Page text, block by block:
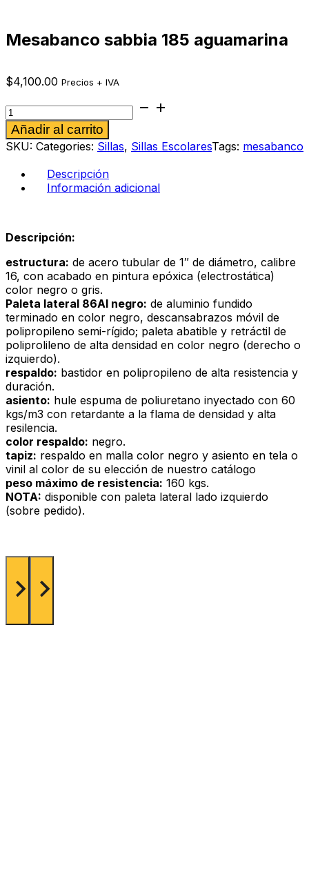
Mesabanco sabbia 185 aguamarina
$4,100.00 Precios + IVA
Mesabanco
sabbia
185
aguamarina
cantidad
Añadir al carrito
SKU: Categories: Sillas, Sillas EscolaresTags: mesabanco
Descripción
Información adicional
Descripción:
estructura: de acero tubular de 1″ de diámetro, calibre
16, con acabado en pintura epóxica (electrostática)
color negro o gris.
Paleta lateral 86Al negro: de aluminio fundido
terminado en color negro, descansabrazos móvil de
polipropileno semi-rígido; paleta abatible y retráctil de
poliprolileno de alta densidad en color negro (derecho o
izquierdo).
respaldo: bastidor en polipropileno de alta resistencia y
duración.
asiento: hule espuma de poliuretano inyectado con 60
kgs/m3 con retardante a la flama de densidad y alta
resilencia.
color respaldo: negro.
tapiz: respaldo en malla color negro y asiento en tela o
vinil al color de su elección de nuestro catálogo
peso máximo de resistencia: 160 kgs.
NOTA: disponible con paleta lateral lado izquierdo
(sobre pedido).